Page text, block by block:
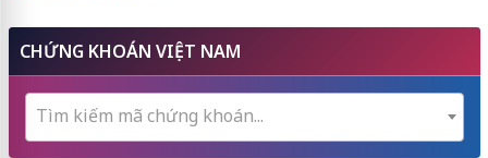
CHỨNG KHOÁN VIỆT NAM
Tìm kiếm mã chứng khoán...